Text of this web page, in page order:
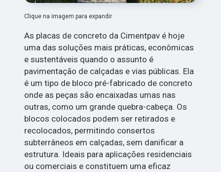
Clique na imagem para expandir
As placas de concreto da Cimentpav é hoje
uma das soluções mais práticas, econômicas
e sustentáveis quando o assunto é
pavimentação de calçadas e vias públicas. Ela
é um tipo de bloco pré-fabricado de concreto
onde as peças são encaixadas umas nas
outras, como um grande quebra-cabeça. Os
blocos colocados podem ser retirados e
recolocados, permitindo consertos
subterrâneos em calçadas, sem danificar a
estrutura. Ideais para aplicações residenciais
ou comerciais e constituem uma eficaz